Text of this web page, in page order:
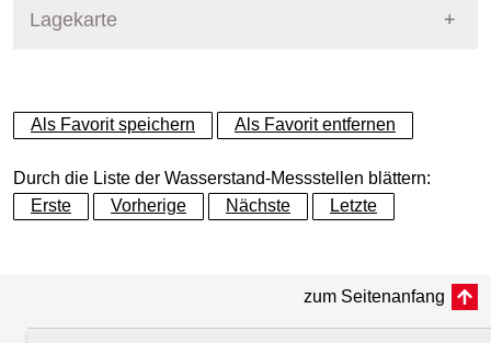
Lagekarte
+
−
Als Favorit speichern Als Favorit entfernen
Durch die Liste der Wasserstand-Messstellen blättern:
Erste
Vorherige Nächste Letzte
zum Seitenanfang